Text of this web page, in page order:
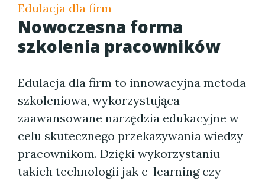
Edulacja dla firm
Nowoczesna forma
szkolenia pracowników
Edulacja dla firm to innowacyjna metoda
szkoleniowa, wykorzystująca
zaawansowane narzędzia edukacyjne w
celu skutecznego przekazywania wiedzy
pracownikom. Dzięki wykorzystaniu
takich technologii jak e-learning czy